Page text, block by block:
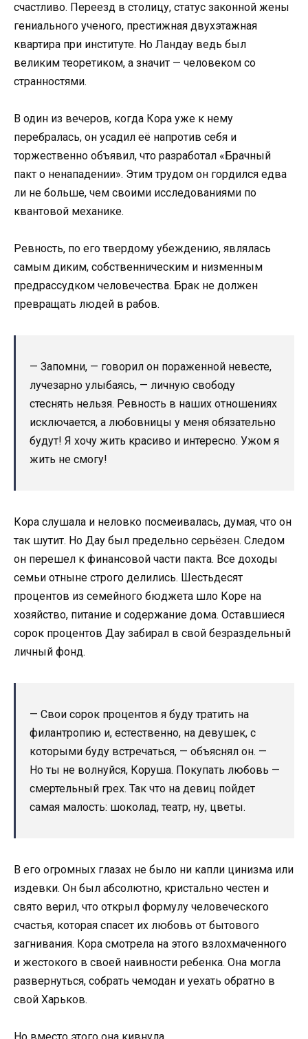
счастливо. Переезд в столицу, статус законной жены
гениального ученого, престижная двухэтажная
квартира при институте. Но Ландау ведь был
великим теоретиком, а значит — человеком со
странностями.
В один из вечеров, когда Кора уже к нему
перебралась, он усадил её напротив себя и
торжественно объявил, что разработал «Брачный
пакт о ненападении». Этим трудом он гордился едва
ли не больше, чем своими исследованиями по
квантовой механике.
Ревность, по его твердому убеждению, являлась
самым диким, собственническим и низменным
предрассудком человечества. Брак не должен
превращать людей в рабов.
— Запомни, — говорил он пораженной невесте,
лучезарно улыбаясь, — личную свободу
стеснять нельзя. Ревность в наших отношениях
исключается, а любовницы у меня обязательно
будут! Я хочу жить красиво и интересно. Ужом я
жить не смогу!
Кора слушала и неловко посмеивалась, думая, что он
так шутит. Но Дау был предельно серьёзен. Следом
он перешел к финансовой части пакта. Все доходы
семьи отныне строго делились. Шестьдесят
процентов из семейного бюджета шло Коре на
хозяйство, питание и содержание дома. Оставшиеся
сорок процентов Дау забирал в свой безраздельный
личный фонд.
— Свои сорок процентов я буду тратить на
филантропию и, естественно, на девушек, с
которыми буду встречаться, — объяснял он. —
Но ты не волнуйся, Коруша. Покупать любовь —
смертельный грех. Так что на девиц пойдет
самая малость: шоколад, театр, ну, цветы.
В его огромных глазах не было ни капли цинизма или
издевки. Он был абсолютно, кристально честен и
свято верил, что открыл формулу человеческого
счастья, которая спасет их любовь от бытового
загнивания. Кора смотрела на этого взлохмаченного
и жестокого в своей наивности ребенка. Она могла
развернуться, собрать чемодан и уехать обратно в
свой Харьков.